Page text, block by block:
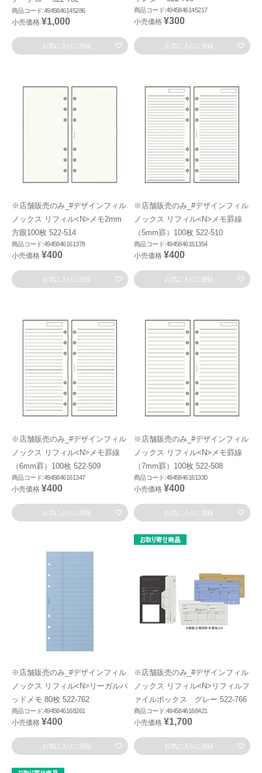
商品コード:4945846145286
小売価格 ¥1,000
お気に入りに登録
商品コード:4945846145217
小売価格 ¥300
お気に入りに登録
※店舗販売のみ_#デザインフィル
ノックス リフィル<N>メモ2mm
方眼100枚 522-514
商品コード:4945846161378
小売価格 ¥400
お気に入りに登録
※店舗販売のみ_#デザインフィル
ノックス リフィル<N>メモ罫線
（5mm罫）100枚 522-510
商品コード:4945846161354
小売価格 ¥400
お気に入りに登録
※店舗販売のみ_#デザインフィル
ノックス リフィル<N>メモ罫線
（6mm罫）100枚 522-509
商品コード:4945846161347
小売価格 ¥400
お気に入りに登録
※店舗販売のみ_#デザインフィル
ノックス リフィル<N>メモ罫線
（7mm罫）100枚 522-508
商品コード:4945846161330
小売価格 ¥400
お気に入りに登録
※店舗販売のみ_#デザインフィル
ノックス リフィル<N>リーガルパ
ッドメモ 80枚 522-762
商品コード:4945846168261
小売価格 ¥400
お気に入りに登録
※店舗販売のみ_#デザインフィル
ノックス リフィル<N>リフィルフ
ァイルボックス グレー 522-766
商品コード:4945846168421
小売価格 ¥1,700
お気に入りに登録